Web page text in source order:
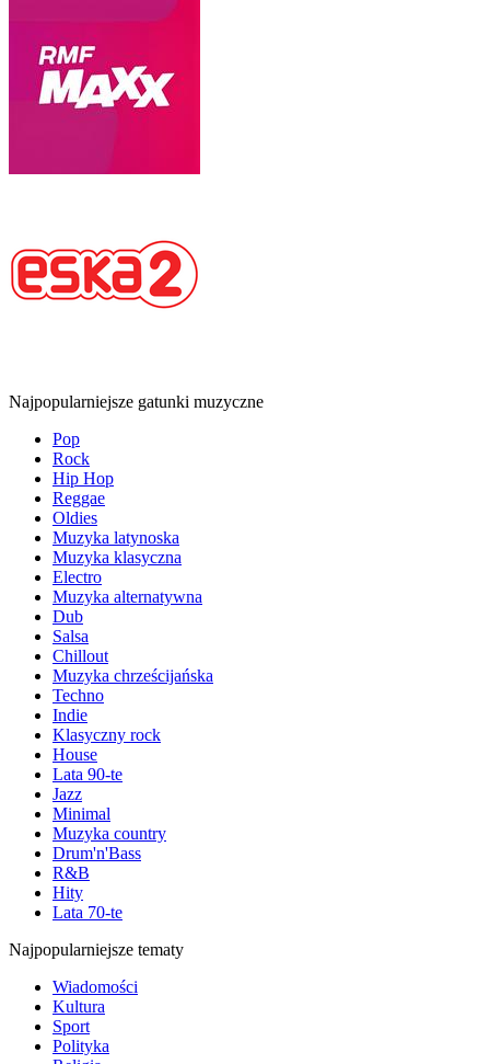
Najpopularniejsze gatunki muzyczne
Pop
Rock
Hip Hop
Reggae
Oldies
Muzyka latynoska
Muzyka klasyczna
Electro
Muzyka alternatywna
Dub
Salsa
Chillout
Muzyka chrześcijańska
Techno
Indie
Klasyczny rock
House
Lata 90-te
Jazz
Minimal
Muzyka country
Drum'n'Bass
R&B
Hity
Lata 70-te
Najpopularniejsze tematy
Wiadomości
Kultura
Sport
Polityka